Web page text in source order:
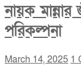
নায়ক মান্নার
পরিকল্পনা
March 14, 2025 1